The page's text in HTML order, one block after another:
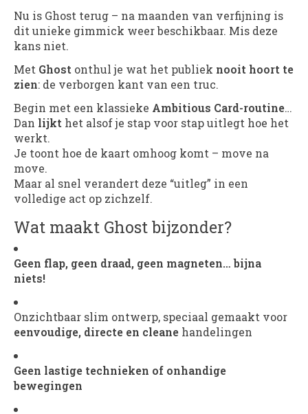
Nu is Ghost terug – na maanden van verfijning is
dit unieke gimmick weer beschikbaar. Mis deze
kans niet.
Met Ghost onthul je wat het publiek nooit hoort te
zien: de verborgen kant van een truc.
Begin met een klassieke Ambitious Card-routine…
Dan lijkt het alsof je stap voor stap uitlegt hoe het
werkt.
Je toont hoe de kaart omhoog komt – move na
move.
Maar al snel verandert deze “uitleg” in een
volledige act op zichzelf.
Wat maakt Ghost bijzonder?
Geen flap, geen draad, geen magneten… bijna
niets!
Onzichtbaar slim ontwerp, speciaal gemaakt voor
eenvoudige, directe en cleane handelingen
Geen lastige technieken of onhandige
bewegingen